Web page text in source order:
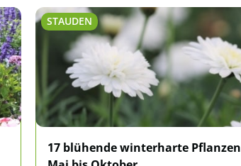
STAUDEN
17 blühende winterharte Pflanzen